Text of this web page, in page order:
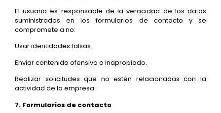
El usuario es responsable de la veracidad de los datos
suministrados en los formularios de contacto y se
compromete a no:
Usar identidades falsas.
Enviar contenido ofensivo o inapropiado.
Realizar solicitudes que no estén relacionadas con la
actividad de la empresa.
7. Formularios de contacto